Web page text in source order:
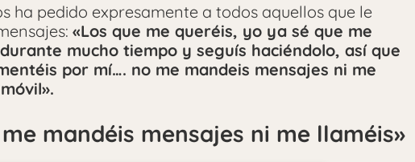
ha pedido expresamente a todos aquellos que le
«Los que me queréis, yo ya sé que me
mucho tiempo y seguís haciéndolo, así que
por mí…. no me mandeis mensajes ni me
mandéis mensajes ni me llaméis»